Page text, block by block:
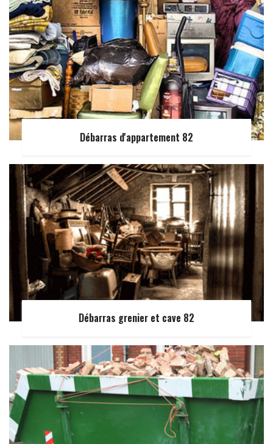
Débarras d'appartement 82
Débarras grenier et cave 82